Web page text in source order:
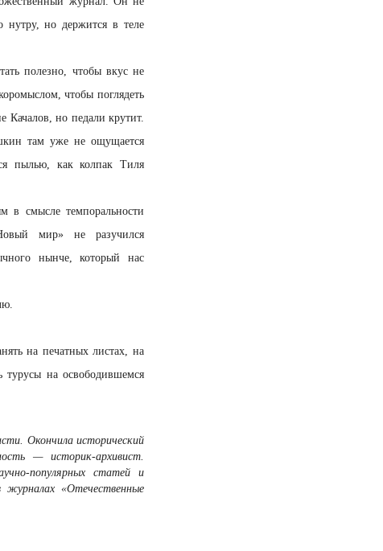
нутру, но держится в теле
полезно, чтобы вкус не
чтобы поглядеть
Качалов, но педали крутит.
там уже не ощущается
пылью, как колпак Тиля
в смысле темпоральности
мир» не разучился
нынче, который нас
на печатных листах, на
турусы на освободившемся
Окончила исторический
— историк-архивист.
популярных статей и
журналах «Отечественные